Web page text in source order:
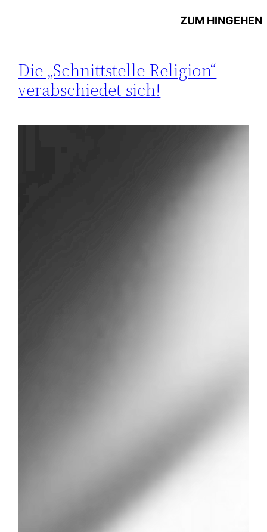
ZUM HINGEHEN
Die „Schnittstelle Religion“
verabschiedet sich!